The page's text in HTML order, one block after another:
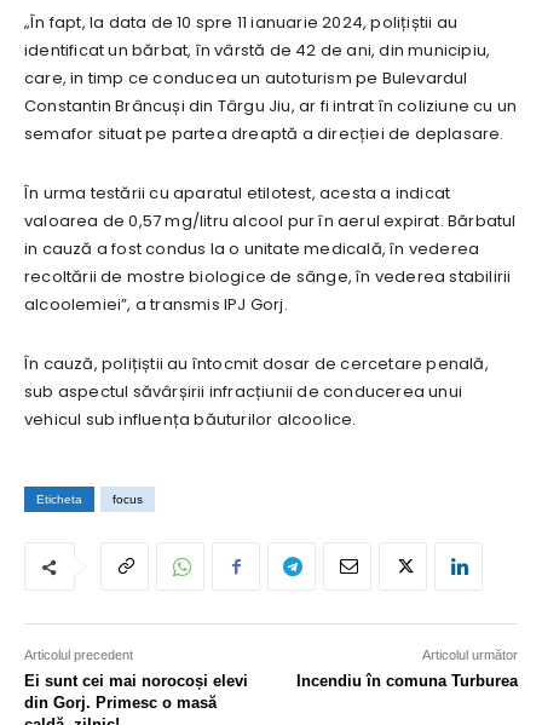
„În fapt, la data de 10 spre 11 ianuarie 2024, polițiștii au
identificat un bărbat, în vârstă de 42 de ani, din municipiu,
care, in timp ce conducea un autoturism pe Bulevardul
Constantin Brâncuși din Târgu Jiu, ar fi intrat în coliziune cu un
semafor situat pe partea dreaptă a direcției de deplasare.
În urma testării cu aparatul etilotest, acesta a indicat
valoarea de 0,57 mg/litru alcool pur în aerul expirat. Bărbatul
in cauză a fost condus la o unitate medicală, în vederea
recoltării de mostre biologice de sânge, în vederea stabilirii
alcoolemiei”, a transmis IPJ Gorj.
În cauză, polițiștii au întocmit dosar de cercetare penală,
sub aspectul săvârșirii infracțiunii de conducerea unui
vehicul sub influența băuturilor alcoolice.
Eticheta focus
Articolul precedent
Ei sunt cei mai norocoși elevi
din Gorj. Primesc o masă
Articolul următor
Incendiu în comuna Turburea